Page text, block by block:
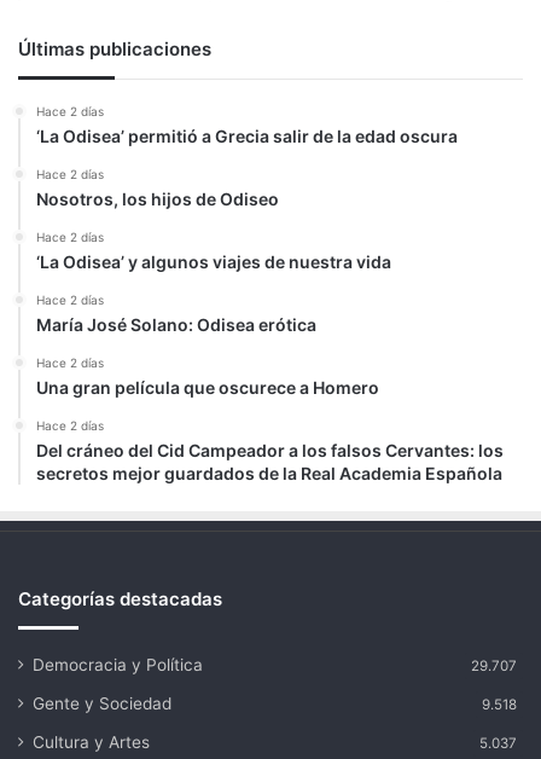
Últimas publicaciones
Hace 2 días
‘La Odisea’ permitió a Grecia salir de la edad oscura
Hace 2 días
Nosotros, los hijos de Odiseo
Hace 2 días
‘La Odisea’ y algunos viajes de nuestra vida
Hace 2 días
María José Solano: Odisea erótica
Hace 2 días
Una gran película que oscurece a Homero
Hace 2 días
Del cráneo del Cid Campeador a los falsos Cervantes: los
secretos mejor guardados de la Real Academia Española
Categorías destacadas
Democracia y Política 29.707
Gente y Sociedad 9.518
Cultura y Artes 5.037